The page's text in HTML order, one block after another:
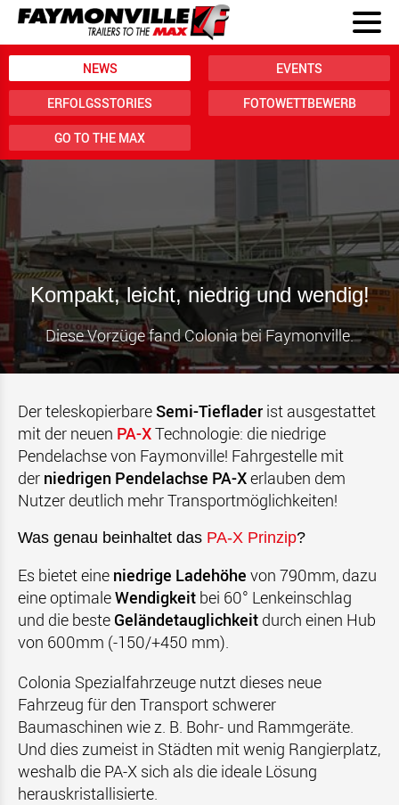
NEWS EVENTS
ERFOLGSSTORIES FOTOWETTBEWERB
GO TO THE MAX
Kompakt, leicht, niedrig und wendig!
Diese Vorzüge fand Colonia bei Faymonville.
Der teleskopierbareSemi-Tieflader ist ausgestattet
mit der neuen PA-XTechnologie: die niedrige
Pendelachse von Faymonville! Fahrgestelle mit
der niedrigen Pendelachse PA-Xerlauben dem
Nutzer deutlich mehr Transportmöglichkeiten!
Was genau beinhaltet das PA-X Prinzip?
Es bietet eine niedrige Ladehöhe von 790mm, dazu
eine optimaleWendigkeit bei 60° Lenkeinschlag
und die beste Geländetauglichkeit durch einen Hub
von 600mm (-150/+450 mm).
Colonia Spezialfahrzeuge nutzt dieses neue
Fahrzeug für den Transport schwerer
Baumaschinen wie z. B. Bohr- und Rammgeräte.
Und dies zumeist in Städten mit wenig Rangierplatz,
weshalb die PA-X sich als die ideale Lösung
herauskristallisierte.